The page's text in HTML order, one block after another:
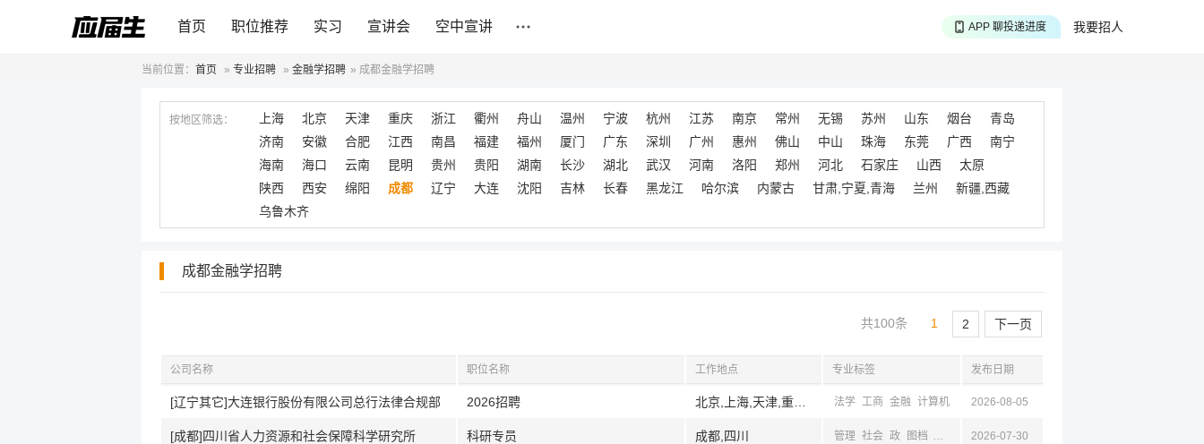
首页 职位推荐 实习 宣讲会 空中宣讲 我要招人
APP 聊投递进度
当前位置： 首页 » 专业招聘 » 金融学招聘 » 成都金融学招聘
按地区筛选： 上海 北京 天津 重庆 浙江 衢州 舟山 温州 宁波 杭州 江苏 南京 常州 无锡 苏州 山东 烟台
青岛
济南
安徽 合肥 江西 南昌 福建 福州 厦门 广东 深圳 广州 惠州 佛山 中山 珠海 东莞 广西
南宁
海南
海口 云南 昆明 贵州 贵阳 湖南 长沙 湖北 武汉 河南 洛阳 郑州 河北 石家庄 山西
太原
陕西
西安 绵阳 成都 辽宁 大连 沈阳 吉林 长春 黑龙江 哈尔滨 内蒙古 甘肃,宁夏,青海 兰州
新疆,西藏
乌鲁木齐
成都金融学招聘
共100条 1 2 下一页
公司名称 职位名称 工作地点 专业标签 发布日期
[辽宁其它]大连银行股份有限公司总行法律合规部 2026招聘 法学 工商 金融 计算机 2026-08-05
[成都]四川省人力资源和社会保障科学研究所 科研专员 成都,四川 管理 社会 政 图档 旅游 工商 经济 金融
2026-07-30